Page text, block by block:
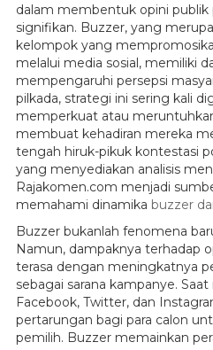
dalam membentuk opini publik
signifikan. Buzzer, yang
kelompok yang
melalui media sosial, memiliki
mempengaruhi persepsi
pilkada, strategi ini sering kali
memperkuat atau
membuat kehadiran mereka
tengah hiruk-pikuk kontestasi
yang menyediakan analisis
Rajakomen.com menjadi
memahami dinamika buzzer
Buzzer bukanlah fenomena
Namun, dampaknya terhadap
terasa dengan meningkatnya
sebagai sarana kampanye.
Facebook, Twitter, dan
pertarungan bagi para calon
pemilih. Buzzer memainkan